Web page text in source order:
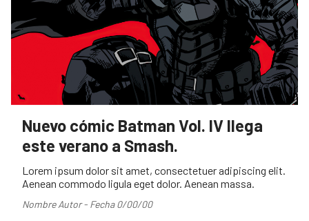
Nuevo cómic Batman Vol. IV llega
este verano a Smash.
Lorem ipsum dolor sit amet, consectetuer adipiscing elit.
Aenean commodo ligula eget dolor. Aenean massa.
Nombre Autor - Fecha 0/00/00